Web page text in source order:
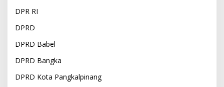
DPR RI
DPRD
DPRD Babel
DPRD Bangka
DPRD Kota Pangkalpinang